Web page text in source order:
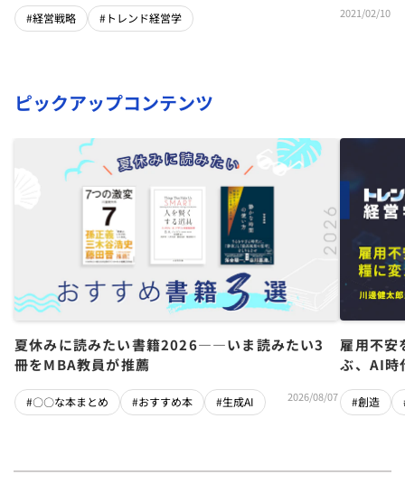
#経営戦略 #トレンド経営学 2021/02/10
ピックアップコンテンツ
夏休みに読みたい書籍2026――いま読みたい3
冊をMBA教員が推薦
#〇〇な本まとめ #おすすめ本 #生成AI 2026/08/07
雇用不
ぶ、AI時
#創造